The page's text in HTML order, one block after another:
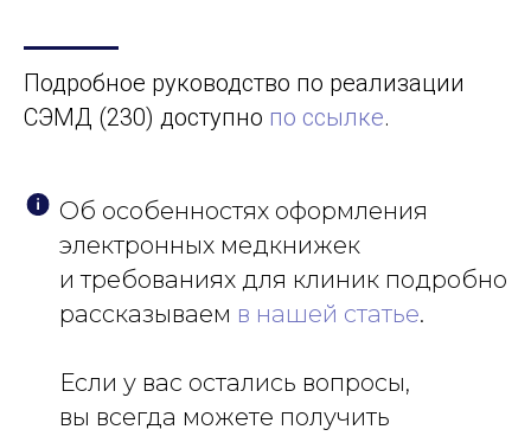
Подробное руководство по реализации
СЭМД (230) доступно по ссылке.
Об особенностях оформления
электронных медкнижек
и требованиях для клиник подробно
рассказываем в нашей статье.
Если у вас остались вопросы,
вы всегда можете получить